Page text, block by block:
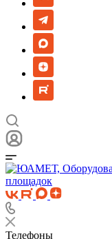
Телефоны